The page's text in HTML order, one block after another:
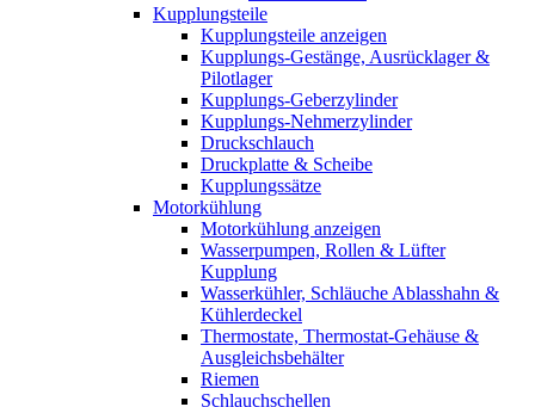
Kupplungsteile
Kupplungsteile anzeigen
Kupplungs-Gestänge, Ausrücklager &
Pilotlager
Kupplungs-Geberzylinder
Kupplungs-Nehmerzylinder
Druckschlauch
Druckplatte & Scheibe
Kupplungssätze
Motorkühlung
Motorkühlung anzeigen
Wasserpumpen, Rollen & Lüfter
Kupplung
Wasserkühler, Schläuche Ablasshahn &
Kühlerdeckel
Thermostate, Thermostat-Gehäuse &
Ausgleichsbehälter
Riemen
Schlauchschellen